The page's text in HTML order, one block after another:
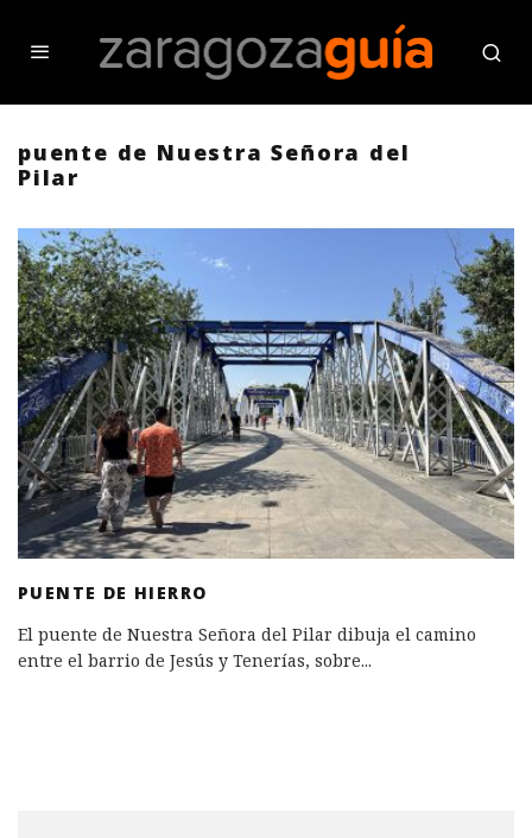
puente de Nuestra Señora del
Pilar
PUENTE DE HIERRO
El puente de Nuestra Señora del Pilar dibuja el camino
entre el barrio de Jesús y Tenerías, sobre...